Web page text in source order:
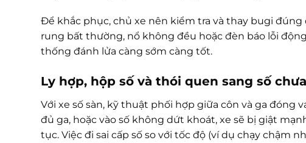
Để khắc phục, chủ xe nên kiểm tra và thay bugi
rung bất thường, nổ không đều hoặc đèn báo lỗi
thống đánh lửa càng sớm càng tốt.
Ly hợp, hộp số và thói quen sang số
Với xe số sàn, kỹ thuật phối hợp giữa côn và ga đóng
đủ ga, hoặc vào số không dứt khoát, xe sẽ bị giật
tục. Việc đi sai cấp số so với tốc độ (ví dụ chạy chậm